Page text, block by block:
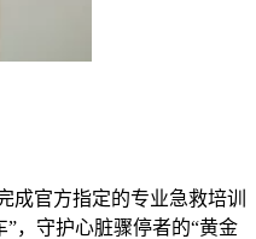
官方指定的专业急救培训
，守护心脏骤停者的“黄金